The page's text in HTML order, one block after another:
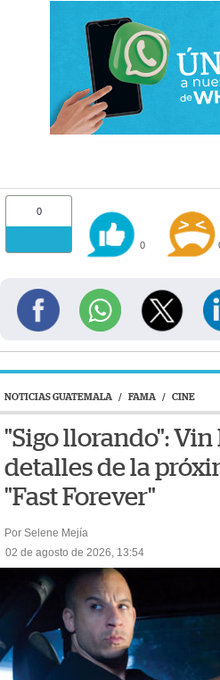
0
0
NOTICIAS GUATEMALA / FAMA / CINE
"Sigo llorando":
detalles de la
"Fast Forever"
Por Selene Mejía
02 de agosto de 2026, 13:54